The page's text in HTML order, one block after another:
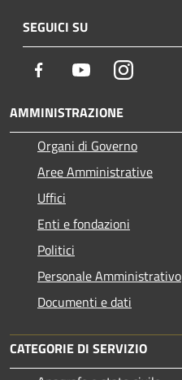
SEGUICI SU
Facebook YoutubeInstagram
AMMINISTRAZIONE
Organi di Governo
Aree Amministrative
Uffici
Enti e fondazioni
Politici
Personale Amministrativo
Documenti e dati
CATEGORIE DI SERVIZIO